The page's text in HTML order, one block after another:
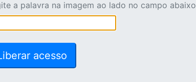
a palavra na imagem ao lado no campo abaixo